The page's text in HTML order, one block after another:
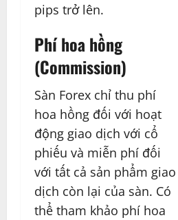
pips trở lên.
Phí hoa hồng
(Commission)
Sàn Forex chỉ thu phí
hoa hồng đối với hoạt
động giao dịch với cổ
phiếu và miễn phí đối
với tất cả sản phẩm giao
dịch còn lại của sàn. Có
thể tham khảo phí hoa